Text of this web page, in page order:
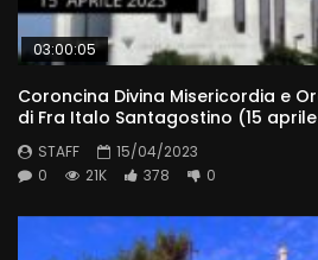
03:00:05
Coroncina Divina Misericordia e
di Fra Italo Santagostino (15
STAFF
15/04/2023
0
21K 378 0